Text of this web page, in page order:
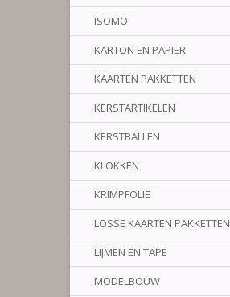
ISOMO
KARTON EN PAPIER
KAARTEN PAKKETTEN
KERSTARTIKELEN
KERSTBALLEN
KLOKKEN
KRIMPFOLIE
LOSSE KAARTEN PAKKETTEN
LIJMEN EN TAPE
MODELBOUW